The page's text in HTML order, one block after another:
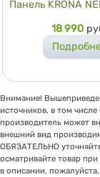
Панель KRONA
Цена
18 990
Внимание!
источников, в том
производитель может
внешний вид
ОБЯЗАТЕЛЬНО
осматривайте товар
в описании,